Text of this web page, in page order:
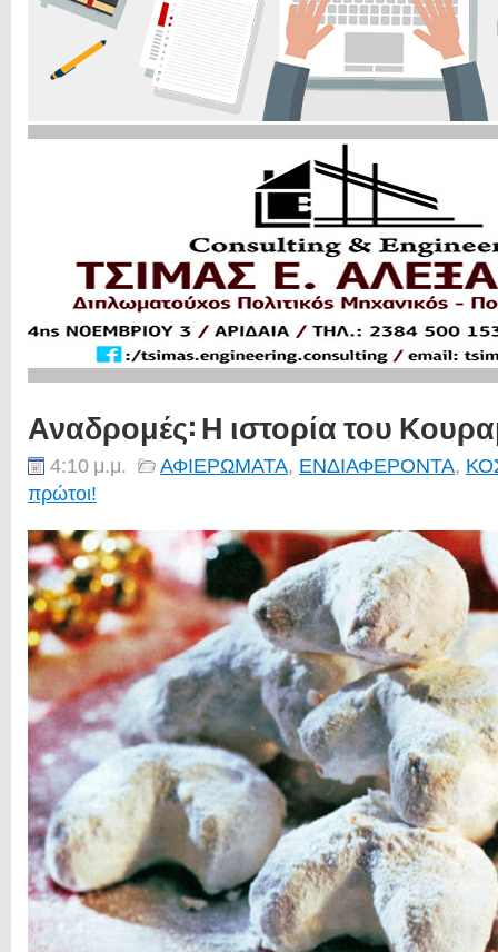
Αναδρομές: Η ιστορία του
4:10 μ.μ. ΑΦΙΕΡΩΜΑΤΑ, ΕΝΔΙΑΦΕΡΟΝΤΑ,
πρώτοι!